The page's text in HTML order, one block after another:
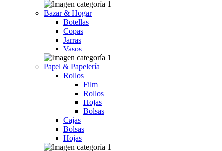
Bazar & Hogar
Botellas
Copas
Jarras
Vasos
Papel & Papelería
Rollos
Film
Rollos
Hojas
Bolsas
Cajas
Bolsas
Hojas